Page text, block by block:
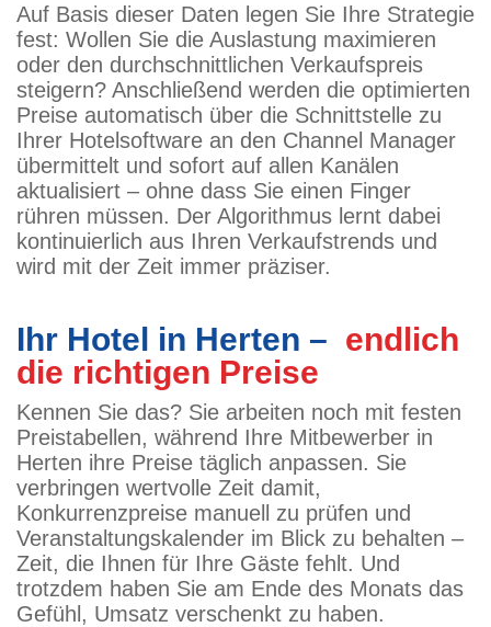
Auf Basis dieser Daten legen Sie Ihre Strategie
fest: Wollen Sie die Auslastung maximieren
oder den durchschnittlichen Verkaufspreis
steigern? Anschließend werden die optimierten
Preise automatisch über die Schnittstelle zu
Ihrer Hotelsoftware an den Channel Manager
übermittelt und sofort auf allen Kanälen
aktualisiert – ohne dass Sie einen Finger
rühren müssen. Der Algorithmus lernt dabei
kontinuierlich aus Ihren Verkaufstrends und
wird mit der Zeit immer präziser.
Ihr Hotel in Herten – endlich
die richtigen Preise
Kennen Sie das? Sie arbeiten noch mit festen
Preistabellen, während Ihre Mitbewerber in
Herten ihre Preise täglich anpassen. Sie
verbringen wertvolle Zeit damit,
Konkurrenzpreise manuell zu prüfen und
Veranstaltungskalender im Blick zu behalten –
Zeit, die Ihnen für Ihre Gäste fehlt. Und
trotzdem haben Sie am Ende des Monats das
Gefühl, Umsatz verschenkt zu haben.